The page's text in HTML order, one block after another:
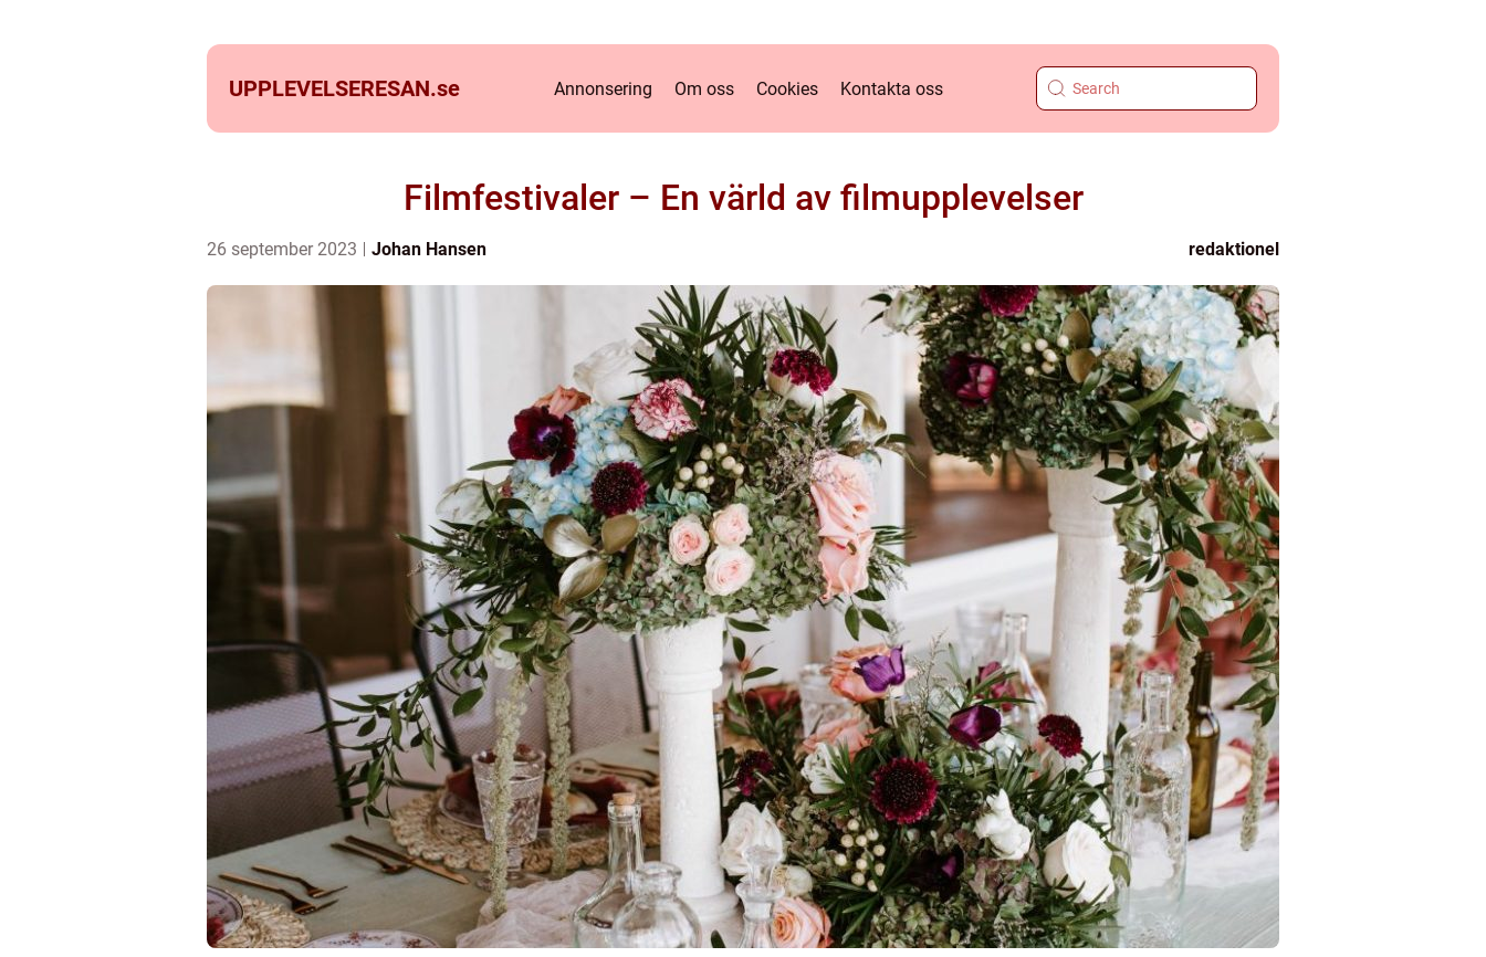
UPPLEVELSERESAN.se Annonsering Om oss Cookies Kontakta oss
Filmfestivaler – En värld av filmupplevelser
26 september 2023 Johan Hansen redaktionel